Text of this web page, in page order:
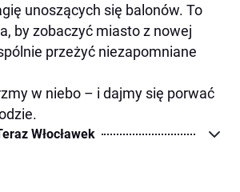
unoszących się balonów. To
by zobaczyć miasto z nowej
przeżyć niezapomniane
w niebo – i dajmy się porwać
Włocławek